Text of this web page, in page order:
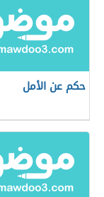
حكم عن الأمل